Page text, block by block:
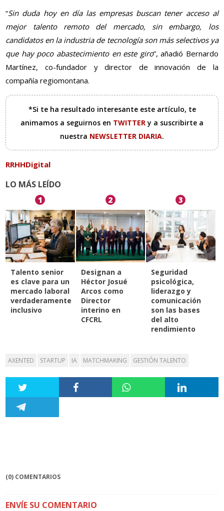
“Sin duda hoy en día las empresas buscan tener acceso al
mejor talento remoto del mercado, sin embargo, los
candidatos en la industria de tecnología son más selectivos ya
que hay poco abastecimiento en este giro”, añadió Bernardo
Martínez, co-fundador y director de innovación de la
compañía regiomontana.
*Si te ha resultado interesante este artículo, te
animamos a seguirnos en TWITTERy a suscribirte a
nuestra NEWSLETTER DIARIA.
RRHHDigital
LO MÁS LEÍDO
1
Talento senior
es clave para un
mercado laboral
verdaderamente
inclusivo
2
Designan a
Héctor Josué
Arcos como
Director
interino en
CFCRL
3
Seguridad
psicológica,
liderazgo y
comunicación
son las bases
del alto
rendimiento
AXENTED STARTUP IA MATCHMAKING GESTIÓN TALENTO
(0) COMENTARIOS
ENVÍE SU COMENTARIO